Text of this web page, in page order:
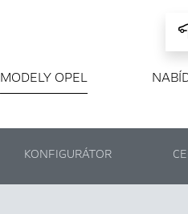
MODELY OPEL
KONFIGURÁTOR